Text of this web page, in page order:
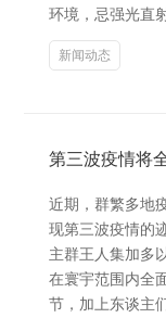
环境，忌强光直
新闻动态
第三波疫情将
近期，群繁多地
现第三波疫情的
主群王人集加多
在寰宇范围内全
节，加上东谈主